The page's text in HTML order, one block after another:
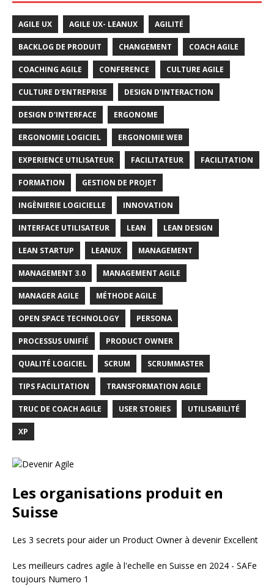
AGILE UX AGILE UX- LEANUX AGILITÉ
BACKLOG DE PRODUIT CHANGEMENT COACH AGILE
COACHING AGILE CONFERENCE CULTURE AGILE
CULTURE D'ENTREPRISE DESIGN D'INTERACTION
DESIGN D'INTERFACE ERGONOME
ERGONOMIE LOGICIEL ERGONOMIE WEB
EXPERIENCE UTILISATEUR FACILITATEUR FACILITATION
FORMATION GESTION DE PROJET
INGÈNIERIE LOGICIELLE INNOVATION
INTERFACE UTILISATEUR LEAN LEAN DESIGN
LEAN STARTUP LEANUX MANAGEMENT
MANAGEMENT 3.0 MANAGEMENT AGILE
MANAGER AGILE MÉTHODE AGILE
OPEN SPACE TECHNOLOGY PERSONA
PROCESSUS UNIFIÉ PRODUCT OWNER
QUALITÉ LOGICIEL SCRUM SCRUMMASTER
TIPS FACILITATION TRANSFORMATION AGILE
TRUC DE COACH AGILE USER STORIES UTILISABILITÉ
XP
Les organisations produit en
Suisse
Les 3 secrets pour aider un Product Owner à devenir Excellent
Les meilleurs cadres agile à l'echelle en Suisse en 2024 - SAFe
toujours Numero 1